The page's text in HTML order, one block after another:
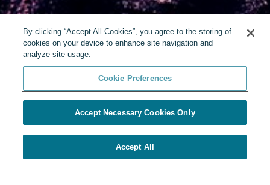
By clicking “Accept All Cookies”, you agree to the storing of
cookies on your device to enhance site navigation and
analyze site usage.
Cookie Preferences
Accept Necessary Cookies Only
Accept All